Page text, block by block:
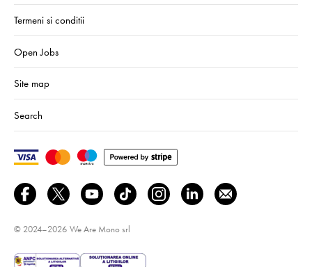
Termeni si conditii
Open Jobs
Site map
Search
© 2024–2026 We Are Mono srl